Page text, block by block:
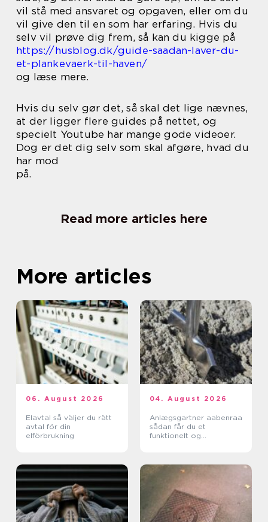
vil stå med ansvaret og opgaven, eller om du
vil give den til en som har erfaring. Hvis du
selv vil prøve dig frem, så kan du kigge på
https://husblog.dk/guide-saadan-laver-du-
et-plankevaerk-til-haven/
og læse mere.
Hvis du selv gør det, så skal det lige nævnes,
at der ligger flere guides på nettet, og
specielt Youtube har mange gode videoer.
Dog er det dig selv som skal afgøre, hvad du
har mod
på.
Read more articles here
More articles
06. August 2026
Elavtal så väljer du rätt
avtal för din
elförbrukning
04. August 2026
Anlægsgartner aabenraa
sådan får du et
funktionelt og